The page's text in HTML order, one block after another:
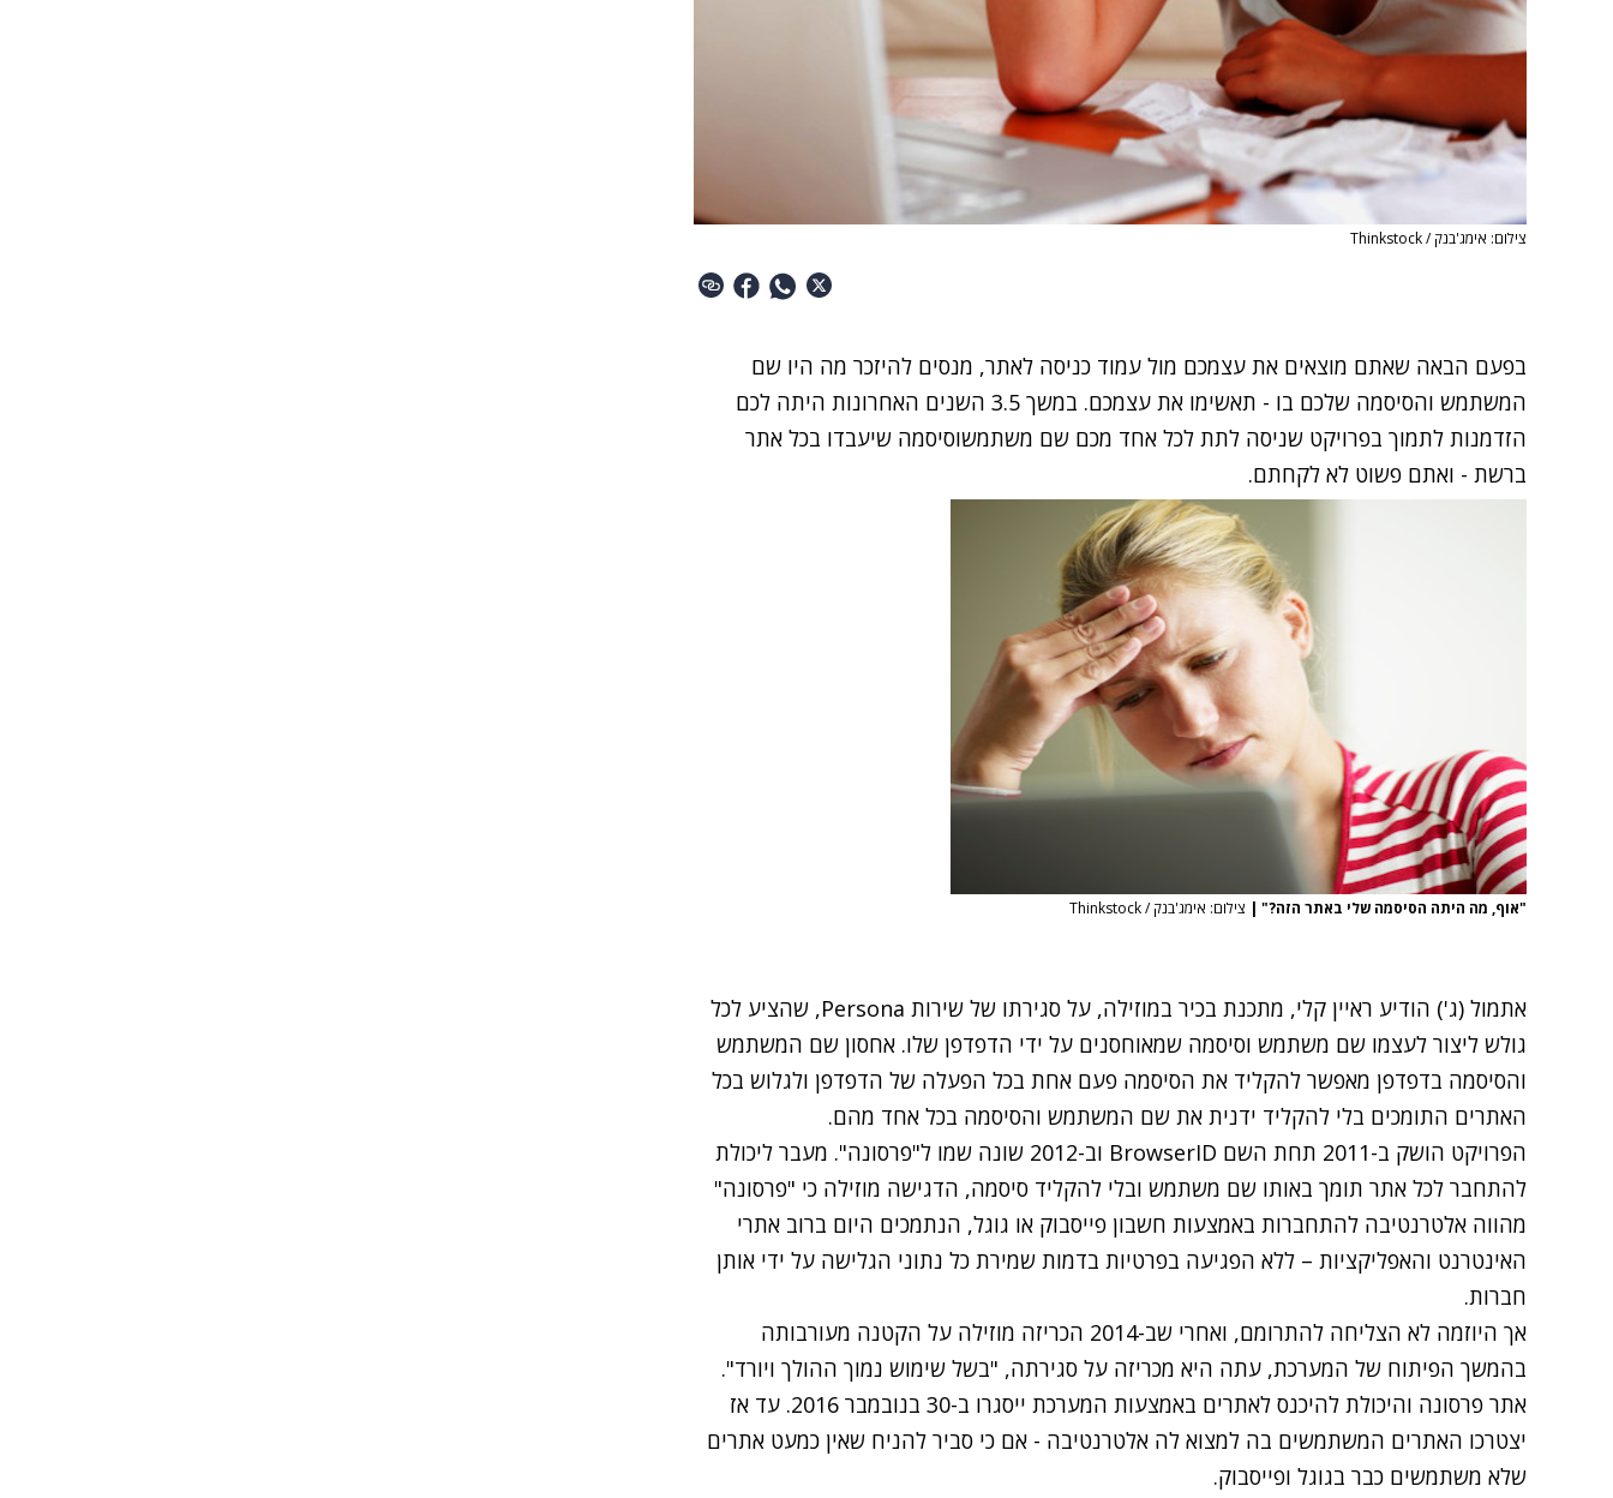
צילום: אימג'בנק / Thinkstock
בפעם הבאה שאתם מוצאים את עצמכם מול עמוד כניסה לאתר, מנסים להיזכר מה היו שם
המשתמש והסיסמה שלכם בו - תאשימו את עצמכם. במשך 3.5 השנים האחרונות היתה לכם
הזדמנות לתמוך בפרויקט שניסה לתת לכל אחד מכם שם משתמשוסיסמה שיעבדו בכל אתר
ברשת - ואתם פשוט לא לקחתם.
"אוף, מה היתה הסיסמה שלי באתר הזה?" | צילום: אימג'בנק / Thinkstock
אתמול (ג') הודיע
ראיין קלי, מתכנת בכיר במוזילה, על סגירתו של שירות Persona, שהציע לכל
גולש ליצור לעצמו שם משתמש וסיסמה שמאוחסנים על ידי הדפדפן שלו. אחסון שם המשתמש
והסיסמה בדפדפן מאפשר להקליד את הסיסמה פעם אחת בכל הפעלה של הדפדפן ולגלוש בכל
האתרים התומכים בלי להקליד ידנית את שם המשתמש והסיסמה בכל אחד מהם.
הפרויקט הושק ב-2011 תחת השם BrowserID וב-2012 שונה שמו ל"פרסונה". מעבר ליכולת
להתחבר לכל אתר תומך באותו שם משתמש ובלי להקליד סיסמה, הדגישה מוזילה כי "פרסונה"
מהווה אלטרנטיבה להתחברות באמצעות חשבון פייסבוק או גוגל, הנתמכים היום ברוב אתרי
האינטרנט והאפליקציות – ללא הפגיעה בפרטיות בדמות שמירת כל נתוני הגלישה על ידי אותן
חברות.
אך היוזמה לא הצליחה להתרומם, ואחרי שב-2014 הכריזה מוזילה על הקטנה מעורבותה
בהמשך הפיתוח של המערכת, עתה היא מכריזה על סגירתה, "בשל שימוש נמוך ההולך ויורד".
אתר פרסונה והיכולת להיכנס לאתרים באמצעות המערכת ייסגרו ב-30 בנובמבר 2016. עד אז
יצטרכו האתרים המשתמשים בה למצוא לה אלטרנטיבה - אם כי סביר להניח שאין כמעט אתרים
שלא משתמשים כבר בגוגל ופייסבוק.